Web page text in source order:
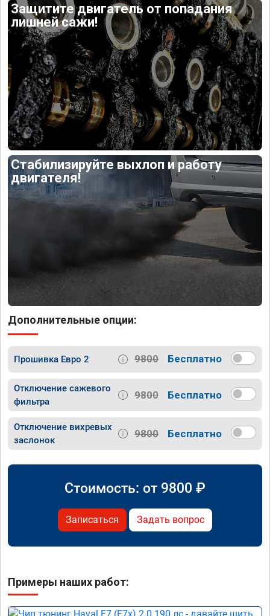
Защитите двигатель от попадания
лишней сажи!
Стабилизируйте выхлоп и работу
двигателя!
Дополнительные опции:
Прошивка Евро 2 9800 Бесплатно
Отключение сажевого
фильтра
9800 Бесплатно
Отключение вихревых
заслонок
9800 Бесплатно
Стоимость: от 9800 ₽
Записаться Задать вопрос
Примеры наших работ: